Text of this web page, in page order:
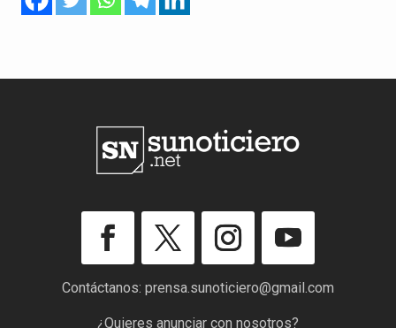
Contáctanos: prensa.sunoticiero@gmail.com
¿Quieres anunciar con nosotros?